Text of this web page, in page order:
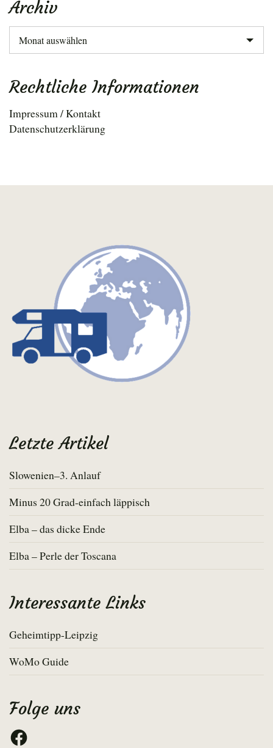
Archiv
Archiv
Rechtliche Informationen
Impressum / Kontakt
Datenschutzerklärung
Letzte Artikel
Slowenien–3. Anlauf
Minus 20 Grad-einfach läppisch
Elba – das dicke Ende
Elba – Perle der Toscana
Interessante Links
Geheimtipp-Leipzig
WoMo Guide
Folge uns
Facebook